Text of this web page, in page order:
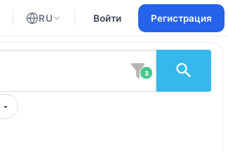
RU
Английский
Войти Регистрация
3